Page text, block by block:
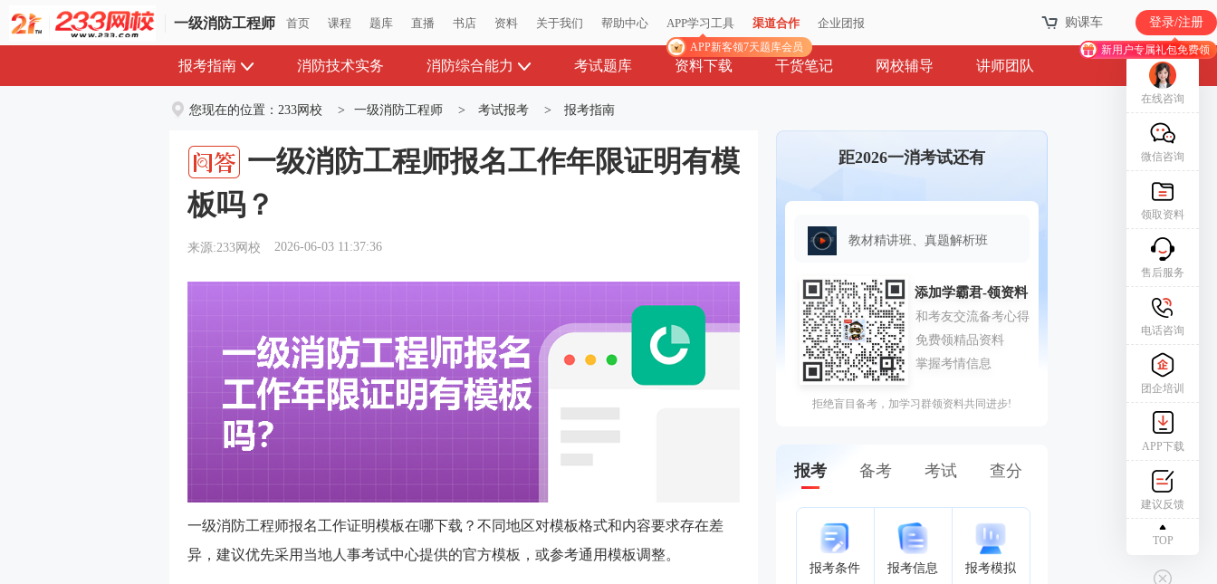
一级消防工程师 首页 课程 题库 直播 书店 资料 关于我们 帮助中心 APP学习工具
APP新客领7天题库会员
渠道合作 企业团报 购课车 登录/注册
新用户专属礼包免费领
报考指南 消防技术实务 消防综合能力 考试题库 资料下载 干货笔记 网校辅导 讲师团队
您现在的位置： 233网校 > 一级消防工程师 > 考试报考 > 报考指南
一级消防工程师报名工作年限证明有模
板吗？
来源:233网校 2026-06-03 11:37:36
一级消防工程师报名工作证明模板在哪下载？不同地区对模板格式和内容要求存在差
异，建议优先采用当地人事考试中心提供的官方模板，或参考通用模板调整。‌‌
距2026一消考试还有
教材精讲班、真题解析班
拒绝盲目备考，加学习群领资料共同进步!
报考 备考 考试 查分
报考条件 报考信息 报考模拟
在线咨询
微信咨询
领取资料
售后服务
电话咨询
团企培训
APP下载
建议反馈
TOP